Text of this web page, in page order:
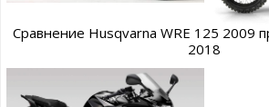
Сравнение Husqvarna WRE 125 2009
2018